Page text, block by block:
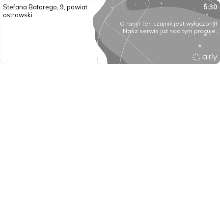
Stefana Batorego, 9, powiat
ostrowski
5:30
O rany! Ten czujnik jest wyłączony!
Nasz serwis już nad tym pracuje.